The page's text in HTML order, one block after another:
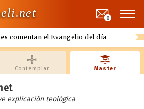
comentan el Evangelio del día
0
Contemplar Master
explicación teológica